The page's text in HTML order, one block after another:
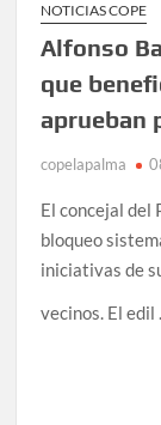
NOTICIAS COPE
Alfonso
que
aprueban
copelapalma
El concejal del
bloqueo
iniciativas de
vecinos. El edil